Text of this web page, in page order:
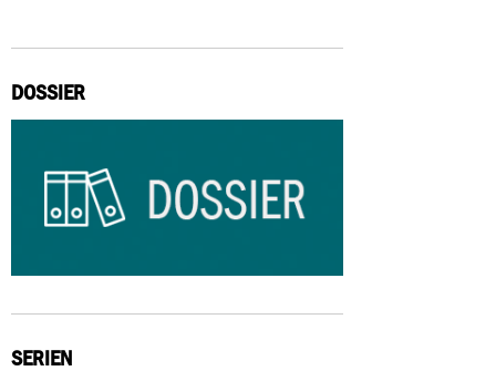
DOSSIER
SERIEN